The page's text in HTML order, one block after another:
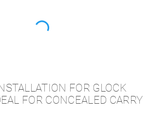
FOR GLOCK
FOR CONCEALED CARRY